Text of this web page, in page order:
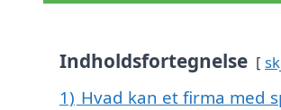
Indholdsfortegnelse
1) Hvad kan et firma med